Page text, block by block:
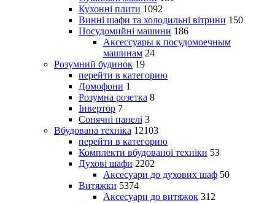
Кухонні плити 1092
Винні шафи та холодильні вітрини 150
Посудомийні машини 186
Аксессуары к посудомоечным
машинам 24
Розумний будинок 19
перейти в категорию
Домофони 1
Розумна розетка 8
Інвертор 7
Сонячні панелі 3
Вбудована техніка 12103
перейти в категорию
Комплекти вбудованої техніки 53
Духові шафи 2202
Аксесуари до духових шаф 50
Витяжки 5374
Аксесуари до витяжок 312